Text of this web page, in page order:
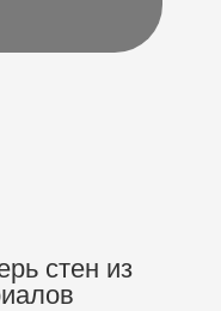
стен из